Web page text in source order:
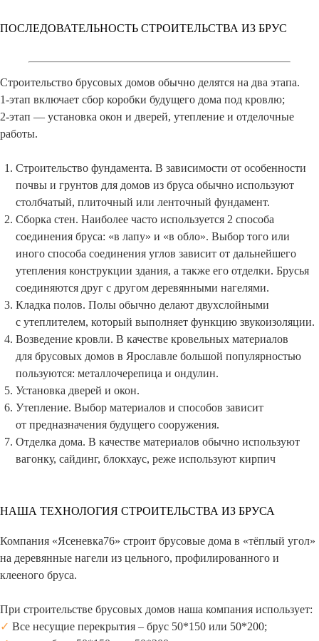
ПОСЛЕДОВАТЕЛЬНОСТЬ СТРОИТЕЛЬСТВА ИЗ БРУС
Строительство брусовых домов обычно делятся на два этапа.
1-этап включает сбор коробки будущего дома под кровлю;
2-этап — установка окон и дверей, утепление и отделочные
работы.
Строительство фундамента. В зависимости от особенности
почвы и грунтов для домов из бруса обычно используют
столбчатый, плиточный или ленточный фундамент.
Сборка стен. Наиболее часто используется 2 способа
соединения бруса: «в лапу» и «в обло». Выбор того или
иного способа соединения углов зависит от дальнейшего
утепления конструкции здания, а также его отделки. Брусья
соединяются друг с другом деревянными нагелями.
Кладка полов. Полы обычно делают двухслойными
с утеплителем, который выполняет функцию звукоизоляции.
Возведение кровли. В качестве кровельных материалов
для брусовых домов в Ярославле большой популярностью
пользуются: металлочерепица и ондулин.
Установка дверей и окон.
Утепление. Выбор материалов и способов зависит
от предназначения будущего сооружения.
Отделка дома. В качестве материалов обычно используют
вагонку, сайдинг, блокхаус, реже используют кирпич
НАША ТЕХНОЛОГИЯ СТРОИТЕЛЬСТВА ИЗ БРУСА
Компания «Ясеневка76» строит брусовые дома в «тёплый угол»
на деревянные нагели из цельного, профилированного и
клееного бруса.
При строительстве брусовых домов наша компания использует:
✓ Все несущие перекрытия – брус 50*150 или 50*200;